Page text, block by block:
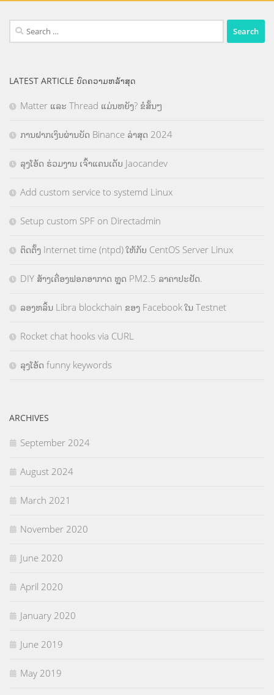
Search
for:
LATEST ARTICLE ບົດຄວາມຫລ້າສຸດ
Matter ແລະ Thread ແມ່ນຫຍັງ? ຂໍສັ້ນໆ
ການຝາກເງິນຜ່ານບັດ Binance ລ່າສຸດ 2024
ລຸງໂອ້ດ ຮ່ວມງານ ເຈົ້າແຄນເດັບ Jaocandev
Add custom service to systemd Linux
Setup custom SPF on Directadmin
ຕິດຕັ້ງ Internet time (ntpd) ໃຫ້ກັບ CentOS Server Linux
DIY ສ້າງເຄື່ອງຟອກອາກາດ ຫຼຸດ PM2.5 ລາຄາປະຢັດ.
ລອງຫລິ້ນ Libra blockchain ຂອງ Facebook ໃນ Testnet
Rocket chat hooks via CURL
ລຸງໂອ້ດ funny keywords
ARCHIVES
September 2024
August 2024
March 2021
November 2020
June 2020
April 2020
January 2020
June 2019
May 2019